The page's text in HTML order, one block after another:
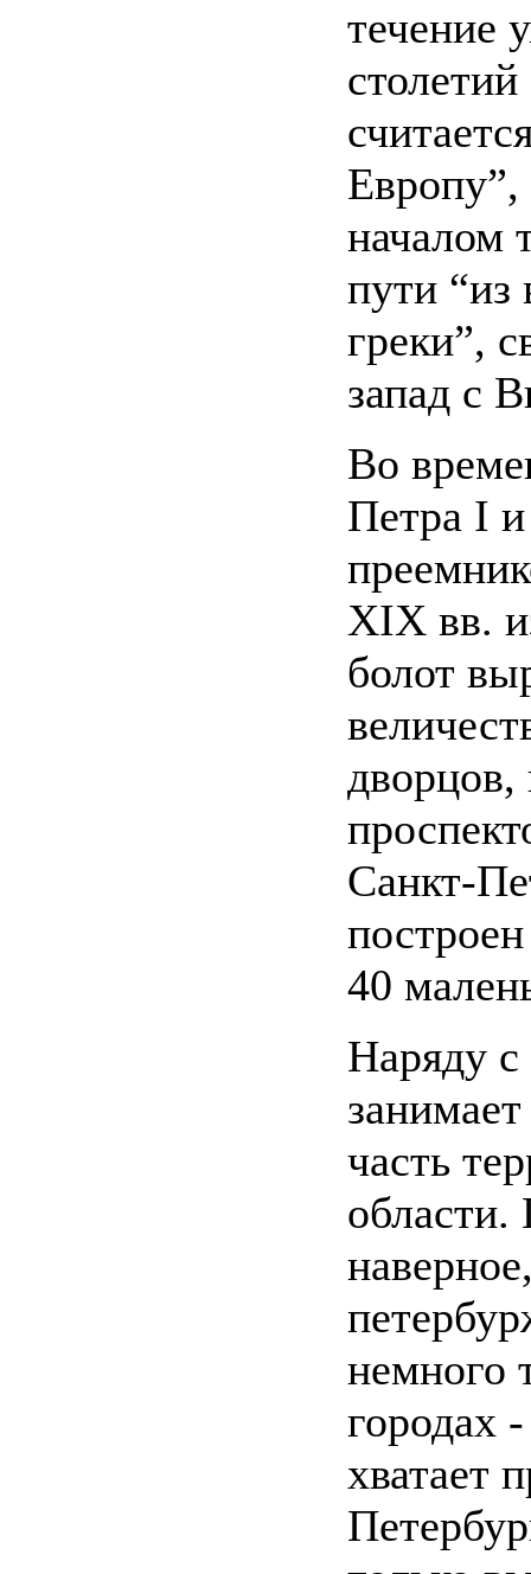
течение
столетий
Европу”,
началом
пути “из
греки”,
запад с
Во
Петра I и
XIX вв.
болот
дворцов,
Санкт-
40
Наряду с
часть
области.
немного
городах
хватает